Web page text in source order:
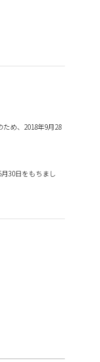
め、2018年9月28
30日をもちまし